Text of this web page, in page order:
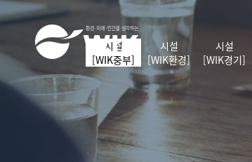
k
o
시설
[WIK중부]
시설
[WIK환경]
시설
[WIK경기]
WIK